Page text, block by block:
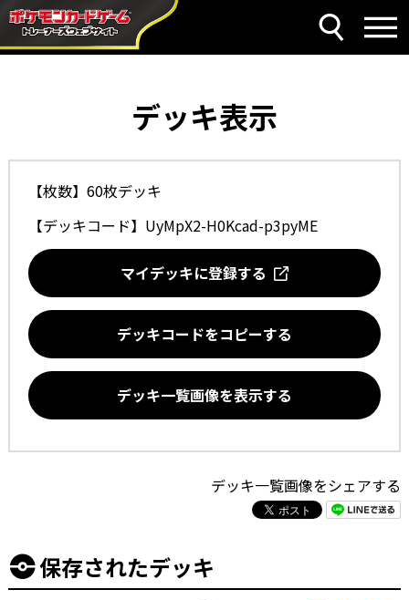
デッキ表示
【枚数】60枚デッキ
【デッキコード】 UyMpX2-H0Kcad-p3pyME
マイデッキに登録する
デッキコードをコピーする
デッキ一覧画像を表示する
デッキ一覧画像をシェアする
保存されたデッキ